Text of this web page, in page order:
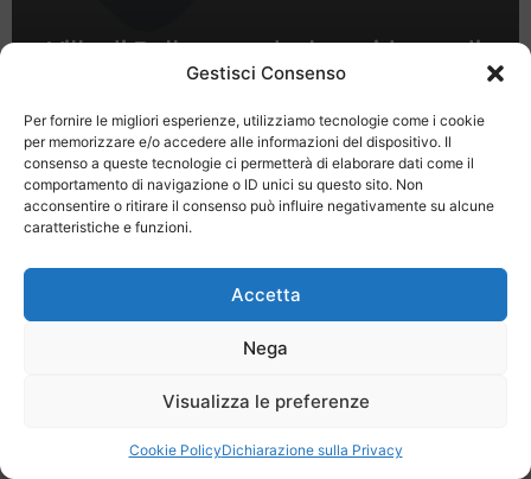
Gestisci Consenso
Per fornire le migliori esperienze, utilizziamo tecnologie come i cookie
per memorizzare e/o accedere alle informazioni del dispositivo. Il
consenso a queste tecnologie ci permetterà di elaborare dati come il
comportamento di navigazione o ID unici su questo sito. Non
acconsentire o ritirare il consenso può influire negativamente su alcune
caratteristiche e funzioni.
Accetta
Nega
Visualizza le preferenze
Cookie PolicyDichiarazione sulla Privacy
Villa di Bellosguardo, la residenza di
cui si innamorò lo sfortunato tenore